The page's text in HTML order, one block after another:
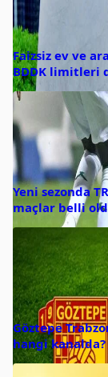
Faizsiz ev ve
BDDK limitleri
Yeni sezonda
maçlar belli
Göztepe
hangi kanalda?